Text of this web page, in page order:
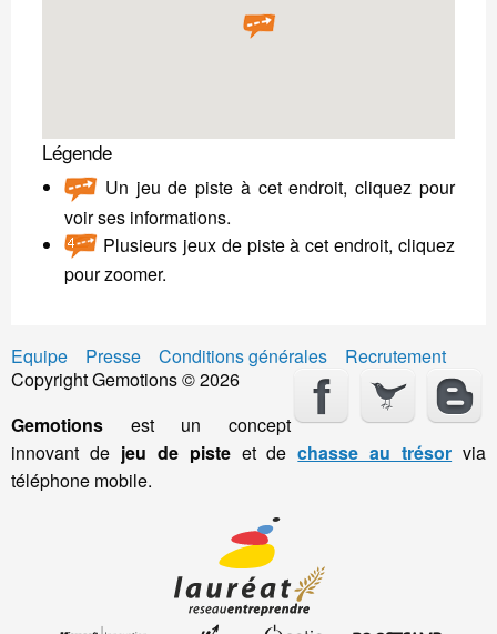
Légende
Un jeu de piste à cet endroit, cliquez pour
voir ses informations.
Plusieurs jeux de piste à cet endroit, cliquez
pour zoomer.
Equipe Presse Conditions générales
Recrutement
Copyright Gemotions © 2026
Gemotions est un concept
innovant de jeu de pisteet dechasse au trésor via
téléphone mobile.